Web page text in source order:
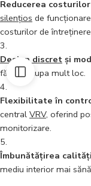
Reducerea
silențios de
costurilor de
Design discret și
fără
ocupa mult loc.
Flexibilitate în
central VRV, oferind
monitorizare.
Îmbunătățirea
mediu interior mai